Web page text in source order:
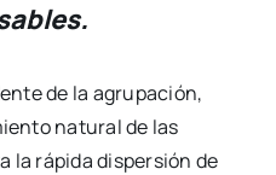
de la agrupación,
natural de las
la rápida dispersión de